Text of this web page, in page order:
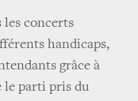
les concerts
handicaps,
grâce à
le parti pris du